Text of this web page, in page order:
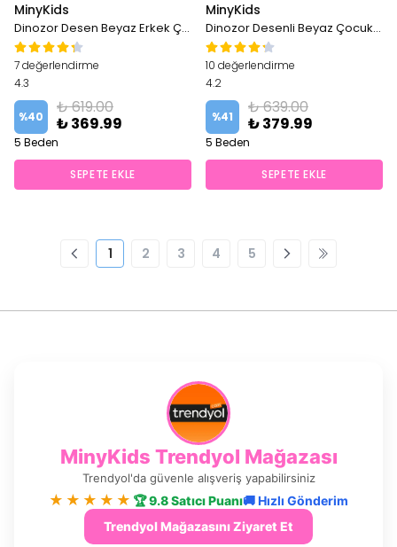
MinyKids
Dinozor Desen Beyaz Erkek Çocuk Pijama Takım
7 değerlendirme
4.3
%40
₺ 619.00
₺ 369.99
5 Beden
SEPETE EKLE
MinyKids
Dinozor Desenli Beyaz Çocuk Pijama Takımı
10 değerlendirme
4.2
%41
₺ 639.00
₺ 379.99
5 Beden
SEPETE EKLE
1 2 3 4 5
MinyKids Trendyol Mağazası
Trendyol'da güvenle alışveriş yapabilirsiniz
★★★★★ 🏆 9.8 Satıcı Puanı🚚 Hızlı Gönderim
Trendyol Mağazasını Ziyaret Et